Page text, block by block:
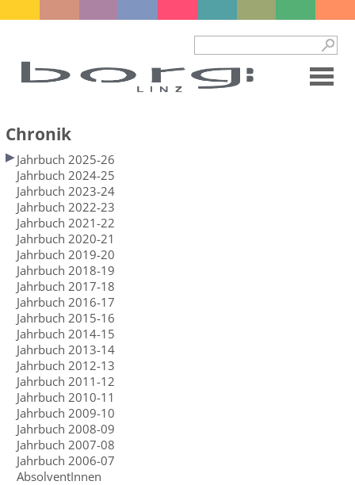
Chronik
Jahrbuch 2025-26
Jahrbuch 2024-25
Jahrbuch 2023-24
Jahrbuch 2022-23
Jahrbuch 2021-22
Jahrbuch 2020-21
Jahrbuch 2019-20
Jahrbuch 2018-19
Jahrbuch 2017-18
Jahrbuch 2016-17
Jahrbuch 2015-16
Jahrbuch 2014-15
Jahrbuch 2013-14
Jahrbuch 2012-13
Jahrbuch 2011-12
Jahrbuch 2010-11
Jahrbuch 2009-10
Jahrbuch 2008-09
Jahrbuch 2007-08
Jahrbuch 2006-07
AbsolventInnen